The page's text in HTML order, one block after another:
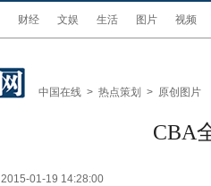
财经 文娱 生活 图片 视频
中国在线 > 热点策划 > 原创图片
CBA
2015-01-19 14:28:00